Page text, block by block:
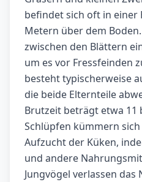
befindet sich oft in einer
Metern über dem
zwischen den Blättern
um es vor Fressfeinden
besteht typischerweise
die beide Elternteile
Brutzeit beträgt etwa 11
Schlüpfen kümmern
Aufzucht der Küken,
und andere
Jungvögel verlassen das